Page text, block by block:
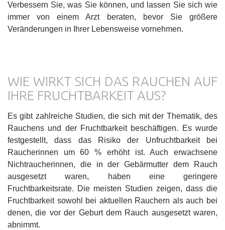
Verbessern Sie, was Sie können, und lassen Sie sich wie
immer von einem Arzt beraten, bevor Sie größere
Veränderungen in Ihrer Lebensweise vornehmen.
WIE WIRKT SICH DAS RAUCHEN AUF
IHRE FRUCHTBARKEIT AUS?
Es gibt zahlreiche Studien, die sich mit der Thematik, des
Rauchens und der Fruchtbarkeit beschäftigen. Es wurde
festgestellt, dass das Risiko der Unfruchtbarkeit bei
Raucherinnen um 60 % erhöht ist. Auch erwachsene
Nichtraucherinnen, die in der Gebärmutter dem Rauch
ausgesetzt waren, haben eine geringere
Fruchtbarkeitsrate. Die meisten Studien zeigen, dass die
Fruchtbarkeit sowohl bei aktuellen Rauchern als auch bei
denen, die vor der Geburt dem Rauch ausgesetzt waren,
abnimmt.